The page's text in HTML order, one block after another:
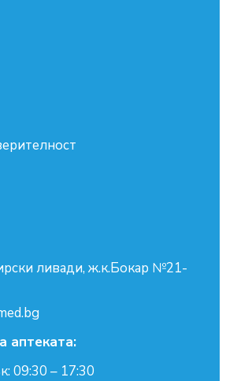
ливади, ж.к.Бокар №21-
аптеката:
09:30 – 17:30